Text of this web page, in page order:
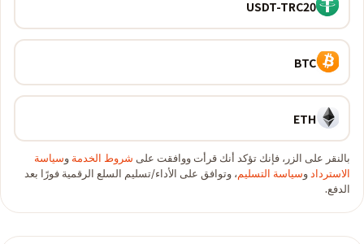
USDT-TRC20
BTC
ETH
بالنقر على الزر، فإنك تؤكد أنك قرأت ووافقت على شروط الخدمة وسياسة
الاستردادوسياسة التسليم، وتوافق على الأداء/تسليم السلع الرقمية فورًا بعد
الدفع.